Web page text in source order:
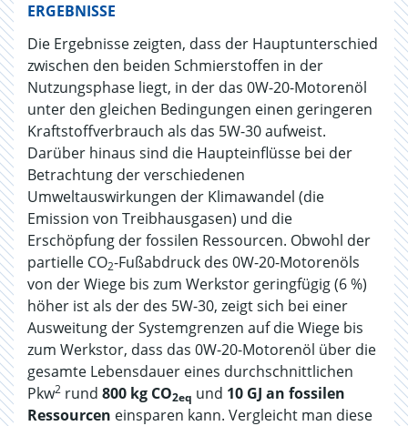
ERGEBNISSE
Die Ergebnisse zeigten, dass der Hauptunterschied
zwischen den beiden Schmierstoffen in der
Nutzungsphase liegt, in der das 0W-20-Motorenöl
unter den gleichen Bedingungen einen geringeren
Kraftstoffverbrauch als das 5W-30 aufweist.
Darüber hinaus sind die Haupteinflüsse bei der
Betrachtung der verschiedenen
Umweltauswirkungen der Klimawandel (die
Emission von Treibhausgasen) und die
Erschöpfung der fossilen Ressourcen. Obwohl der
partielle CO2-Fußabdruck des 0W-20-Motorenöls
von der Wiege bis zum Werkstor geringfügig (6 %)
höher ist als der des 5W-30, zeigt sich bei einer
Ausweitung der Systemgrenzen auf die Wiege bis
zum Werkstor, dass das 0W-20-Motorenöl über die
gesamte Lebensdauer eines durchschnittlichen
Pkw2 rund 800 kg CO2eq und 10 GJ an fossilen
Ressourcen einsparen kann. Vergleicht man diese